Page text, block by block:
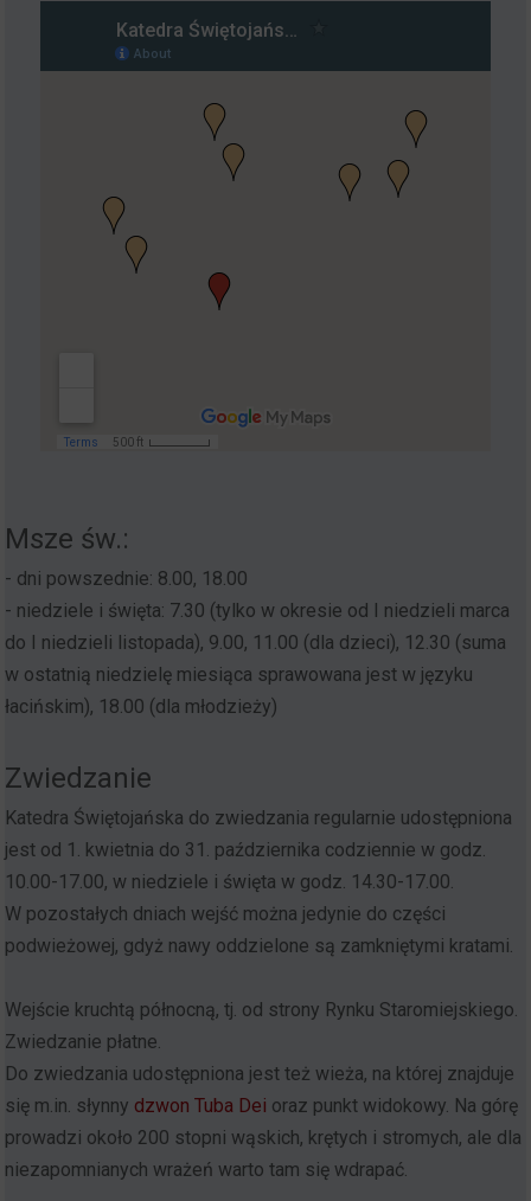
Msze św.:
- dni powszednie: 8.00, 18.00
- niedziele i święta: 7.30 (tylko w okresie od I niedzieli marca
do I niedzieli listopada), 9.00, 11.00 (dla dzieci), 12.30 (suma
w ostatnią niedzielę miesiąca sprawowana jest w języku
łacińskim), 18.00 (dla młodzieży)
Zwiedzanie
Katedra Świętojańska do zwiedzania regularnie udostępniona
jest od 1. kwietnia do 31. października codziennie w godz.
10.00-17.00, w niedziele i święta w godz. 14.30-17.00.
W pozostałych dniach wejść można jedynie do części
podwieżowej, gdyż nawy oddzielone są zamkniętymi kratami.
Wejście kruchtą północną, tj. od strony Rynku Staromiejskiego.
Zwiedzanie płatne.
Do zwiedzania udostępniona jest też wieża, na której znajduje
się m.in. słynny dzwon Tuba Dei oraz punkt widokowy. Na górę
prowadzi około 200 stopni wąskich, krętych i stromych, ale dla
niezapomnianych wrażeń warto tam się wdrapać.